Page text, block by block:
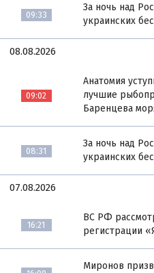
09:33
За ночь над
украинских
08.08.2026
09:02
Анатомия
лучшие
Баренцева
08:31
За ночь над
украинских
07.08.2026
16:21
ВС РФ
регистрации
Миронов